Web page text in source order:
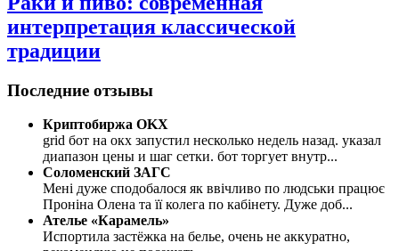
интерпретация классической
традиции
Последние отзывы
Криптобиржа OKX
grid бот на окх запустил несколько недель назад. указал
диапазон цены и шаг сетки. бот торгует внутр...
Соломенский ЗАГС
Мені дуже сподобалося як ввічливо по людськи працює
Проніна Олена та її колега по кабінету. Дуже доб...
Ателье «Карамель»
Испортила застёжка на белье, очень не аккуратно,